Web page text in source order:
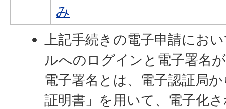
み
上記手続きの電子申請にお
ルへのログインと電子署名
電子署名とは、電子認証局
証明書」を用いて、電子化